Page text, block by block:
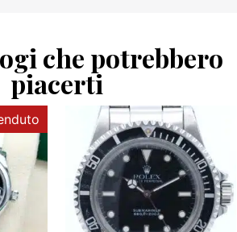
che potrebbero
piacerti